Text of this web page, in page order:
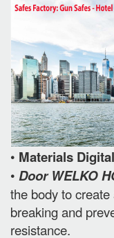
• Materials
• Door WELKO
the body to
breaking and
resistance.